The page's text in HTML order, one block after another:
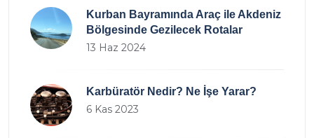
Kurban Bayramında Araç ile Akdeniz
Bölgesinde Gezilecek Rotalar
13 Haz 2024
Karbüratör Nedir? Ne İşe Yarar?
6 Kas 2023